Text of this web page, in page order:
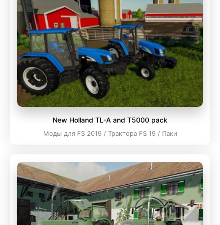
New Holland TL-A and T5000 pack
Моды для FS 2019 / Трактора FS 19 / Паки